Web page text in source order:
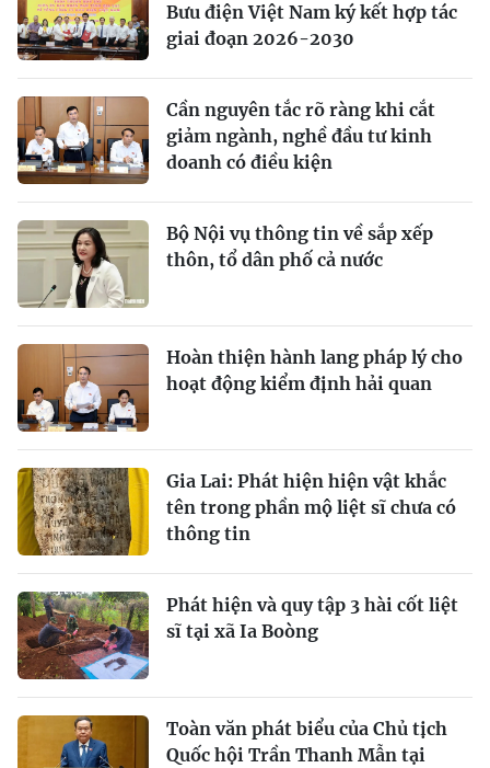
Bưu điện Việt Nam ký kết hợp tác
giai đoạn 2026-2030
Cần nguyên tắc rõ ràng khi cắt
giảm ngành, nghề đầu tư kinh
doanh có điều kiện
Bộ Nội vụ thông tin về sắp xếp
thôn, tổ dân phố cả nước
Hoàn thiện hành lang pháp lý cho
hoạt động kiểm định hải quan
Gia Lai: Phát hiện hiện vật khắc
tên trong phần mộ liệt sĩ chưa có
thông tin
Phát hiện và quy tập 3 hài cốt liệt
sĩ tại xã Ia Boòng
Toàn văn phát biểu của Chủ tịch
Quốc hội Trần Thanh Mẫn tại